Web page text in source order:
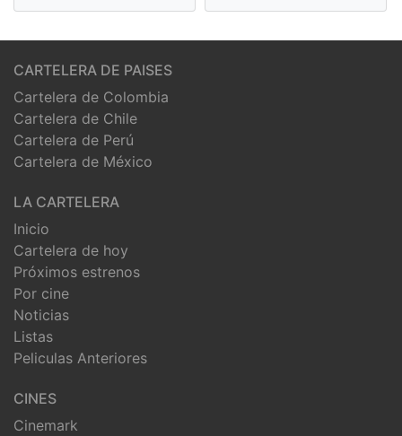
CARTELERA DE PAISES
Cartelera de Colombia
Cartelera de Chile
Cartelera de Perú
Cartelera de México
LA CARTELERA
Inicio
Cartelera de hoy
Próximos estrenos
Por cine
Noticias
Listas
Peliculas Anteriores
CINES
Cinemark